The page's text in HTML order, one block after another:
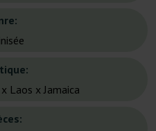
Laos x Jamaica